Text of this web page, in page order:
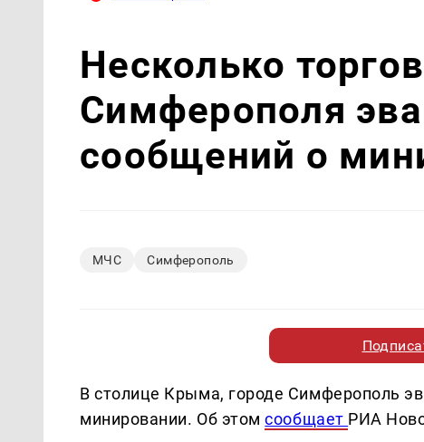
Несколько
Симферополя
сообщений о
МЧС Симферополь
В столице Крыма, городе Симферополь
минировании. Об этомсообщает РИА